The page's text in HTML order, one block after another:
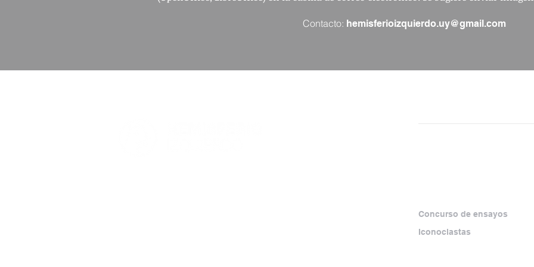
Contacto: hemisferioizquierdo.uy@gmail.com
Concurso de ensayos
Iconoclastas